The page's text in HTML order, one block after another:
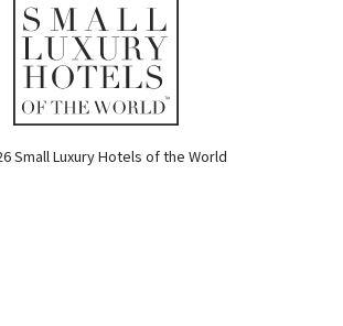
Small Luxury Hotels of the World